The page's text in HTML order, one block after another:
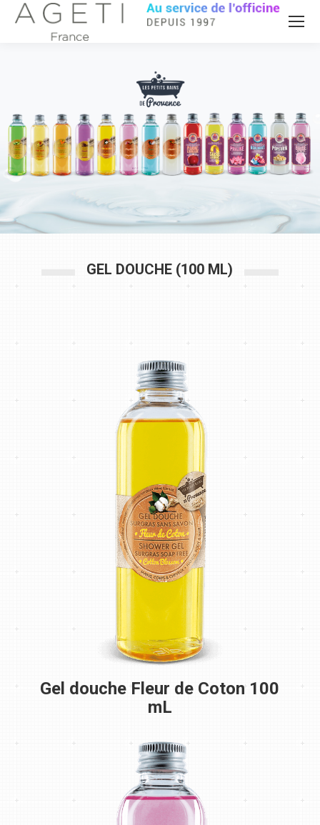
GEL DOUCHE (100 ML)
Gel douche Fleur de Coton 100
mL